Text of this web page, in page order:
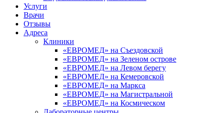
Услуги
Врачи
Отзывы
Адреса
Клиники
«ЕВРОМЕД» на Съездовской
«ЕВРОМЕД» на Зеленом острове
«ЕВРОМЕД» на Левом берегу
«ЕВРОМЕД» на Кемеровской
«ЕВРОМЕД» на Маркса
«ЕВРОМЕД» на Магистральной
«ЕВРОМЕД» на Космическом